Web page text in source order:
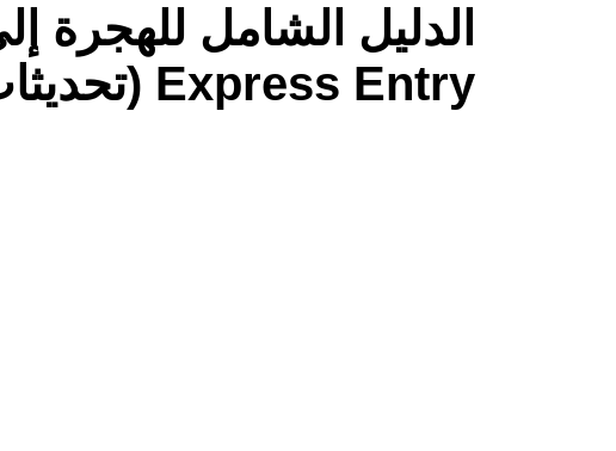
الدليل الشامل للهجرة
Express Entry (تحديثات 2026)